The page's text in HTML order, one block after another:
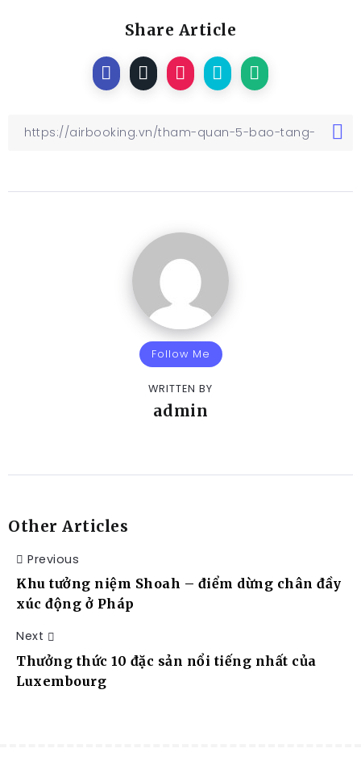
Share Article
Follow Me
WRITTEN BY
admin
Other Articles
Previous
Khu tưởng niệm Shoah – điểm dừng chân đầy
xúc động ở Pháp
Next
Thưởng thức 10 đặc sản nổi tiếng nhất của
Luxembourg